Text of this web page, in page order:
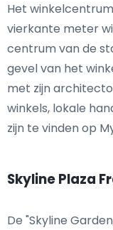
Het
vierkante meter
centrum van de
gevel van het
met zijn
winkels, lokale
zijn te vinden op
Skyline Plaza
De "Skyline